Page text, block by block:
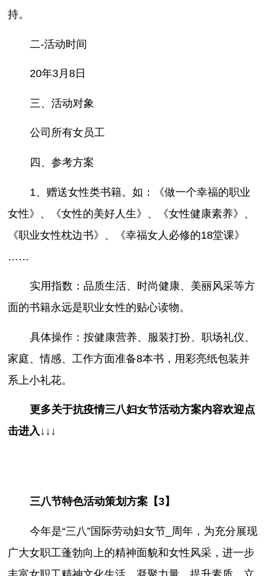
持。
二-活动时间
20年3月8日
三、活动对象
公司所有女员工
四、参考方案
1、赠送女性类书籍。如：《做一个幸福的职业
女性》、《女性的美好人生》、《女性健康素养》、
《职业女性枕边书》、《幸福女人必修的18堂课》
……
实用指数：品质生活、时尚健康、美丽风采等方
面的书籍永远是职业女性的贴心读物。
具体操作：按健康营养、服装打扮、职场礼仪、
家庭、情感、工作方面准备8本书，用彩亮纸包装并
系上小礼花。
更多关于抗疫情三八妇女节活动方案内容欢迎点
击进入↓↓↓
三八节特色活动策划方案【3】
今年是“三八”国际劳动妇女节_周年，为充分展现
广大女职工蓬勃向上的精神面貌和女性风采，进一步